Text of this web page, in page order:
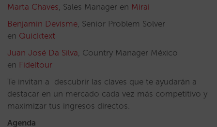
Marta Chaves , Sales Manager en Mirai
Benjamin Devisme , Senior Problem Solver
en Quicktext
Juan José Da Silva , Country Manager México
en Fideltour
Te invitan a descubrir las claves que te ayudarán a
destacar en un mercado cada vez más competitivo y
maximizar tus ingresos directos.
Agenda